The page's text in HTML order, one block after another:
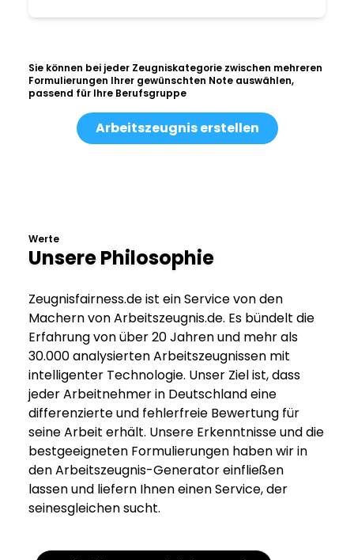
Sie können bei jeder Zeugniskategorie zwischen mehreren
Formulierungen Ihrer gewünschten Note auswählen,
passend für Ihre Berufsgruppe
Arbeitszeugnis erstellen
Werte
Unsere Philosophie
Zeugnisfairness.de ist ein Service von den
Machern von Arbeitszeugnis.de. Es bündelt die
Erfahrung von über 20 Jahren und mehr als
30.000 analysierten Arbeitszeugnissen mit
intelligenter Technologie. Unser Ziel ist, dass
jeder Arbeitnehmer in Deutschland eine
differenzierte und fehlerfreie Bewertung für
seine Arbeit erhält. Unsere Erkenntnisse und die
bestgeeigneten Formulierungen haben wir in
den Arbeitszeugnis-Generator einfließen
lassen und liefern Ihnen einen Service, der
seinesgleichen sucht.